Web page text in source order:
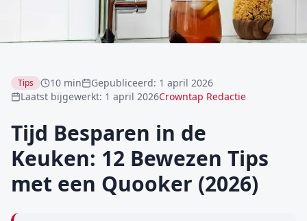
Tips 10 min Gepubliceerd: 1 april 2026
Laatst bijgewerkt: 1 april 2026Crowntap Redactie
Tijd Besparen in de
Keuken: 12 Bewezen Tips
met een Quooker (2026)